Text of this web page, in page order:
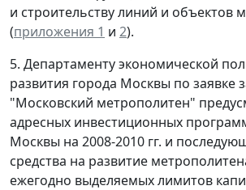
и строительству линий и объектов
(приложения 1 и 2).
5. Департаменту экономической
развития города Москвы по заявке
"Московский метрополитен"
адресных инвестиционных
Москвы на 2008-2010 гг. и
средства на развитие
ежегодно выделяемых лимитов